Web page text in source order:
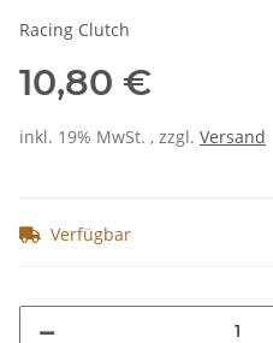
Racing Clutch
10,80 €
inkl. 19% MwSt. , zzgl. Versand
Verfügbar